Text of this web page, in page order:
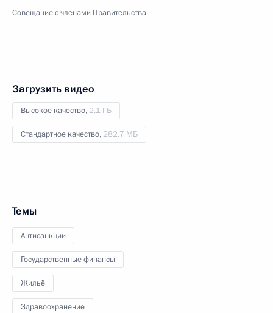
Совещание с членами Правительства
Загрузить видео
Высокое качество, 2.1 ГБ
Стандартное качество, 282.7 МБ
Темы
Антисанкции
Государственные финансы
Жильё
Здравоохранение